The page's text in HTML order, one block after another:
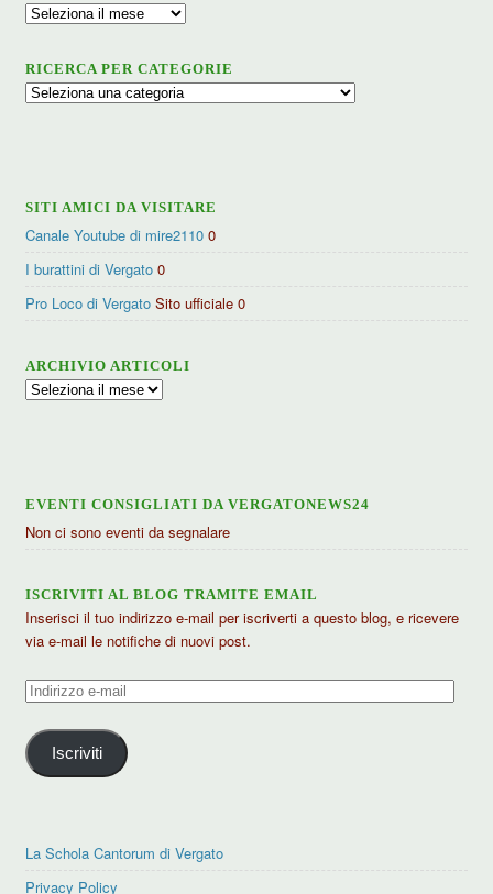
Archivio
RICERCA PER CATEGORIE
Ricerca
SITI AMICI DA VISITARE
Canale Youtube di mire2110 0
I burattini di Vergato 0
Pro Loco di Vergato Sito ufficiale 0
ARCHIVIO ARTICOLI
Archivio
EVENTI CONSIGLIATI DA VERGATONEWS24
Non ci sono eventi da segnalare
ISCRIVITI AL BLOG TRAMITE EMAIL
Inserisci il tuo indirizzo e-mail per iscriverti a questo blog, e ricevere
via e-mail le notifiche di nuovi post.
Indirizzo
mail
Iscriviti
La Schola Cantorum di Vergato
Privacy Policy